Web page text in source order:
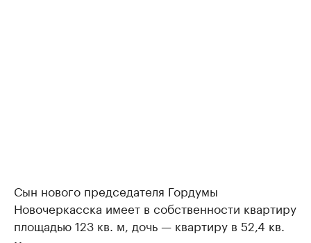
Сын нового председателя Гордумы
Новочеркасска имеет в собственности квартиру
площадью 123 кв. м, дочь — квартиру в 52,4 кв.